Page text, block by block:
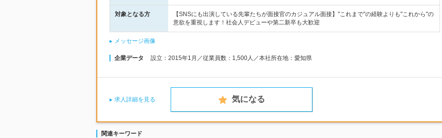
対象となる方
【SNSにも出演している先輩たちが面接官のカジュアル面接】"これまで"の経験よりも"これから"の
意欲を重視します！社会人デビューや第二新卒も大歓迎
メッセージ画像
企業データ 設立：2015年1月／従業員数：1,500人／本社所在地：愛知県
求人詳細を見る 気になる
関連キーワード